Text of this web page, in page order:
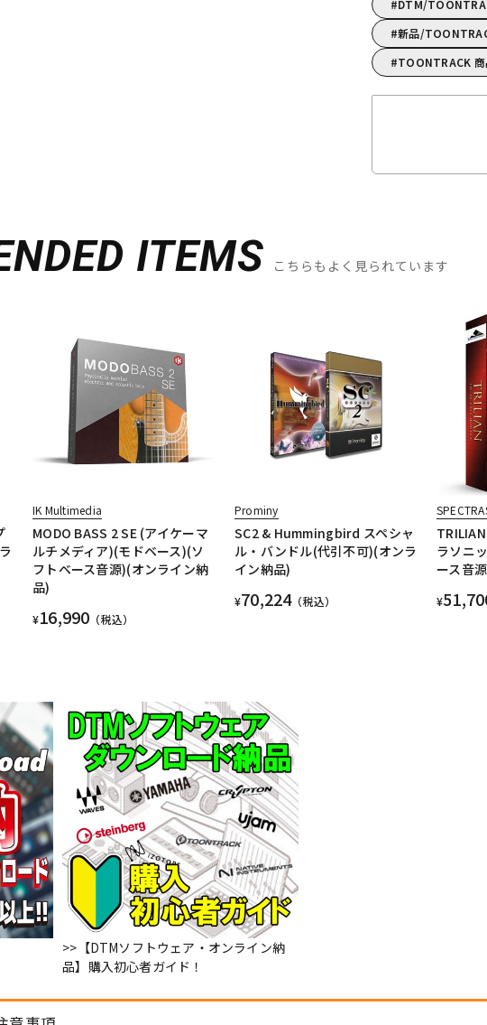
DTM/
新品/
TOONTRACK 商
ITEMS こちらもよく見られています
IK Multimedia
MODO BASS 2 SE (アイケーマ
ルチメディア)(モドベース)(ソ
フトベース音源)(オンライン納
品)
¥16,990 （税込）
Prominy
SC2 & Hummingbird スペシャ
ル・バンドル(代引不可)(オンラ
イン納品)
¥70,224（税込）
ラソニ
ース音
¥
>>【DTMソフトウェア・オンライン納
品】購入初心者ガイド！